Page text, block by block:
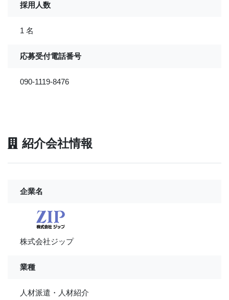
採用人数
1 名
応募受付電話番号
090-1119-8476
紹介会社情報
企業名
株式会社ジップ
業種
人材派遣・人材紹介